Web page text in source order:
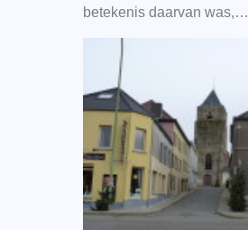
betekenis daarvan was,…